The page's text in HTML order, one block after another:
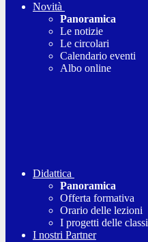
Novità
Panoramica
Le notizie
Le circolari
Calendario eventi
Albo online
Didattica
Panoramica
Offerta formativa
Orario delle lezioni
I progetti delle classi
I nostri Partner